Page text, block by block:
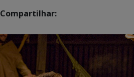
Compartilhar: